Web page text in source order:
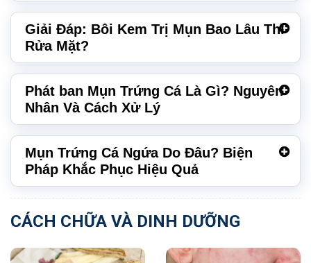
Giải Đáp: Bôi Kem Trị Mụn Bao Lâu Thì
Rửa Mặt?
Phát ban Mụn Trứng Cá Là Gì? Nguyên
Nhân Và Cách Xử Lý
Mụn Trứng Cá Ngứa Do Đâu? Biện
Pháp Khắc Phục Hiệu Quả
CÁCH CHỮA VÀ DINH DƯỠNG